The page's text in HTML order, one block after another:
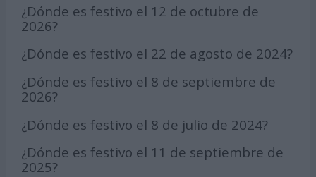
¿Dónde es festivo el 12 de octubre de
2026?
¿Dónde es festivo el 22 de agosto de 2024?
¿Dónde es festivo el 8 de septiembre de
2026?
¿Dónde es festivo el 8 de julio de 2024?
¿Dónde es festivo el 11 de septiembre de
2025?